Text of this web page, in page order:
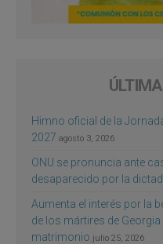
Himno oficial de la
2027 agosto 3, 2026
ONU se pronuncia ante
desaparecido por la
Aumenta el interés por la
de los mártires de
matrimonio julio 25, 2026